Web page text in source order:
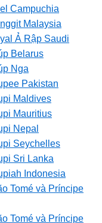
Campuchia
Malaysia
Ả Rập Saudi
Belarus
Nga
Pakistan
Maldives
Mauritius
Nepal
Seychelles
Sri Lanka
Indonesia
Tomé và Príncipe
Tomé và Príncipe